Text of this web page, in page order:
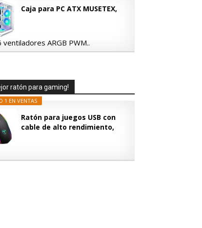
Caja para PC ATX MUSETEX,
ventiladores ARGB PWM..
ratón para gaming!
Ratón para juegos USB con
cable de alto rendimiento,
1 EN VENTAS